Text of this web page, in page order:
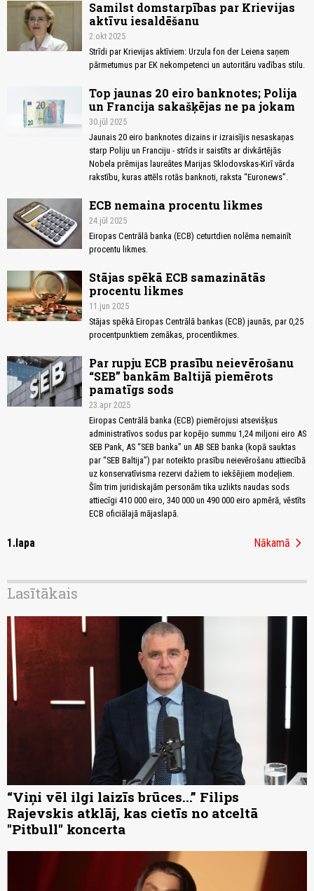
Samilst domstarpības par Krievijas
aktīvu iesaldēšanu
2.okt 2025
Strīdi par Krievijas aktīviem: Urzula fon der Leiena saņem
pārmetumus par EK nekompetenci un autoritāru vadības stilu.
Top jaunas 20 eiro banknotes; Polija
un Francija sakašķējas ne pa jokam
30.jūl 2025
Jaunais 20 eiro banknotes dizains ir izraisījis nesaskaņas
starp Poliju un Franciju - strīds ir saistīts ar divkārtējās
Nobela prēmijas laureātes Marijas Sklodovskas-Kirī vārda
rakstību, kuras attēls rotās banknoti, raksta “Euronews”.
ECB nemaina procentu likmes
24.jūl 2025
Eiropas Centrālā banka (ECB) ceturtdien nolēma nemainīt
procentu likmes.
Stājas spēkā ECB samazinātās
procentu likmes
11.jun 2025
Stājas spēkā Eiropas Centrālā bankas (ECB) jaunās, par 0,25
procentpunktiem zemākas, procentlikmes.
Par rupju ECB prasību neievērošanu
“SEB” bankām Baltijā piemērots
pamatīgs sods
23.apr 2025
Eiropas Centrālā banka (ECB) piemērojusi atsevišķus
administratīvos sodus par kopējo summu 1,24 miljoni eiro AS
SEB Pank, AS “SEB banka” un AB SEB banka (kopā sauktas
par “SEB Baltija”) par noteikto prasību neievērošanu attiecībā
uz konservatīvisma rezervi dažiem to iekšējiem modeļiem.
Šīm trim juridiskajām personām tika uzlikts naudas sods
attiecīgi 410 000 eiro, 340 000 un 490 000 eiro apmērā, vēstīts
ECB oficiālajā mājaslapā.
1.lapa Nākamā chevron_right
Lasītākais
“Viņi vēl ilgi laizīs brūces...” Filips
Rajevskis atklāj, kas cietīs no atceltā
"Pitbull" koncerta